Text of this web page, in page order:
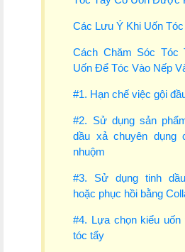
Các Lưu Ý Khi Uốn
Cách Chăm Sóc Tóc
Uốn Để Tóc Vào Nếp
#1. Hạn chế việc gội
#2. Sử dụng sản
dầu xả chuyên dụng
nhuộm
#3. Sử dụng tinh
hoặc phục hồi bằng
#4. Lựa chọn kiểu uốn
tóc tẩy